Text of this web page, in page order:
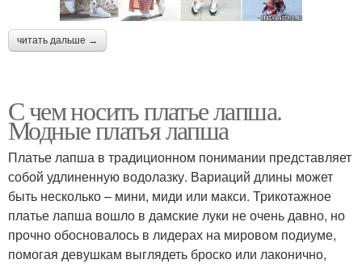
читать дальше →
С чем носить платье лапша.
Модные платья лапша
Платье лапша в традиционном понимании представляет
собой удлиненную водолазку. Вариаций длины может
быть несколько – мини, миди или макси. Трикотажное
платье лапша вошло в дамские луки не очень давно, но
прочно обосновалось в лидерах на мировом подиуме,
помогая девушкам выглядеть броско или лаконично,